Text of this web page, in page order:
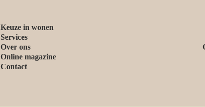
Keuze in wonen
Services
Over ons
Online magazine
Contact